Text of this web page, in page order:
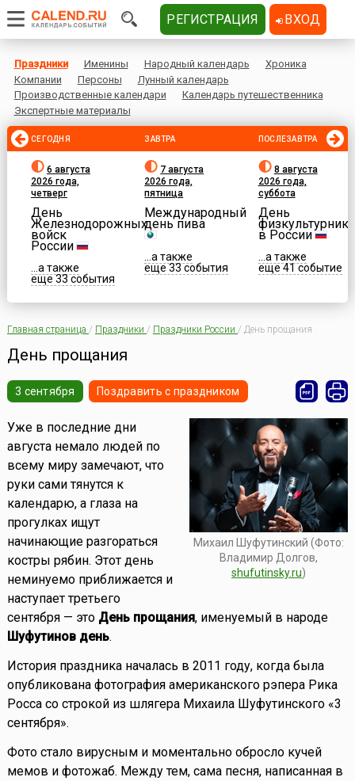
Праздники Именины Народный календарь
Хроника
Компании
Персоны
Лунный календарь
Производственные календари
Календарь путешественника
Экспертные материалы
СЕГОДНЯ
6 августа
2026 года,
четверг
День
Железнодорожных
войск
России
...а также
еще 33 события
ЗАВТРА
7 августа
2026 года,
пятница
Международный
день пива
...а также
еще 33 события
ПОСЛЕЗАВТРА
8 августа
2026 года,
суббота
День
физкультурника
в России
...а также
еще 41 событие
Главная страница / Праздники / Праздники России / День прощания
День прощания
3 сентября Поздравить с праздником
Михаил Шуфутинский (Фото:
Владимир Долгов,
shufutinsky.ru)
Уже в последние дни
августа немало людей по
всему миру замечают, что
руки сами тянутся к
календарю, а глаза на
прогулках ищут
начинающие разгораться
костры рябин. Этот день
неминуемо приближается и
наступает третьего
сентября — это День прощания, именуемый в народе
Шуфутинов день.
История праздника началась в 2011 году, когда была
опубликована фотография американского рэпера Рика
Росса со строкой из шлягера Михаила Шуфутинского «3
сентября».
Фото стало вирусным и моментально обросло кучей
мемов и фотожаб. Между тем, сама песня, написанная в
РЕГИСТРАЦИЯ ВХОД